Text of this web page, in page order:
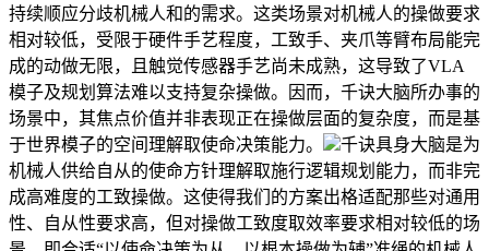
持续顺应分歧机械人和的需求。这类场景对机械人的操做要求
相对较低，受限于硬件手艺程度，工致手、夹爪等臂布局能完
成的动做无限，且触觉传感器手艺尚未成熟，这导致了VLA
模子及规划算法难以支持复杂操做。因而，千诀大脑所办事的
场景中，其焦点价值并非表现正在操做层面的复杂度，而是基
于世界模子的空间理解取使命决策能力。
千诀具身大脑是为
机械人供给自从的使命方针理解取施行逻辑规划能力，而非完
成高难度的工致操做。这使得我们的方案出格适配那些对通用
性、自从性要求高，但对操做工致度取效率要求相对较低的场